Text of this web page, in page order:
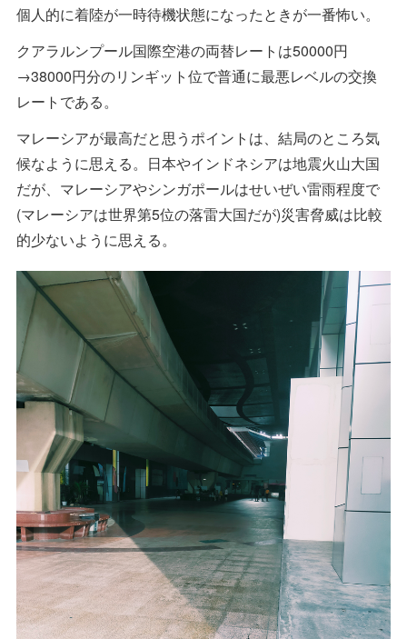
個人的に着陸が一時待機状態になったときが一番怖い。
クアラルンプール国際空港の両替レートは50000円
→38000円分のリンギット位で普通に最悪レベルの交換
レートである。
マレーシアが最高だと思うポイントは、結局のところ気
候なように思える。日本やインドネシアは地震火山大国
だが、マレーシアやシンガポールはせいぜい雷雨程度で
(マレーシアは世界第5位の落雷大国だが)災害脅威は比較
的少ないように思える。